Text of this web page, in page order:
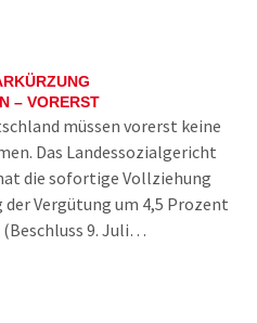
– VORERST
müssen vorerst keine
Das Landessozialgericht
die sofortige Vollziehung
Vergütung um 4,5 Prozent
9. Juli…